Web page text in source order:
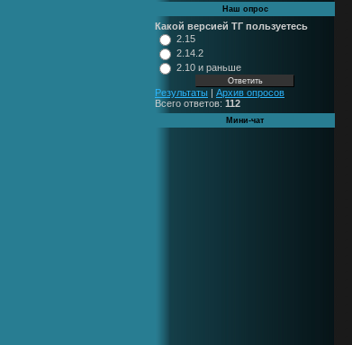
Наш опрос
Какой версией ТГ пользуетесь
2.15
2.14.2
2.10 и раньше
Результаты | Архив опросов
Всего ответов: 112
Мини-чат